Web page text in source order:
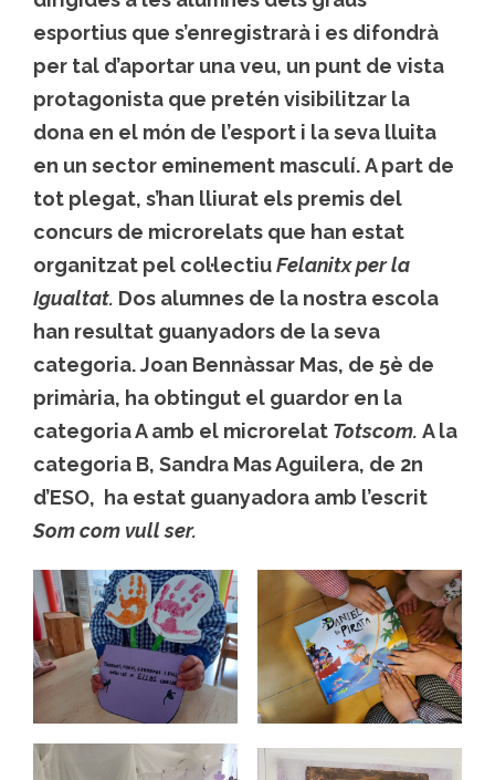
esportius que s’enregistrarà i es difondrà
per tal d’aportar una veu, un punt de vista
protagonista que pretén visibilitzar la
dona en el món de l’esport i la seva lluita
en un sector eminement masculí. A part de
tot plegat, s’han lliurat els premis del
concurs de microrelats que han estat
organitzat pel col·lectiuFelanitx per la
Igualtat. Dos alumnes de la nostra escola
han resultat guanyadors de la seva
categoria. Joan Bennàssar Mas, de 5è de
primària, ha obtingut el guardor en la
categoria A amb el microrelat Totscom. A la
categoria B, Sandra Mas Aguilera, de 2n
d’ESO, ha estat guanyadora amb l’escrit
Som com vull ser.